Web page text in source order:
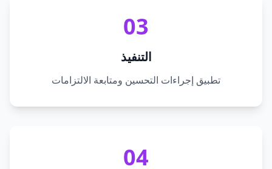
03
التنفيذ
تطبيق إجراءات التحسين ومتابعة الالتزامات
04